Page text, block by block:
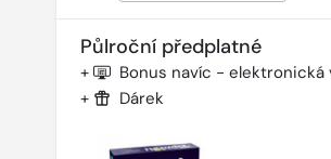
Půlroční předplatné
+ Bonus navíc - elektronická
+ Dárek